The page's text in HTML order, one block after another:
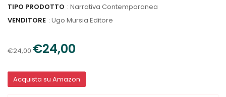
TIPO PRODOTTO : Narrativa Contemporanea
VENDITORE : Ugo Mursia Editore
€24,00 €24,00
Acquista su Amazon